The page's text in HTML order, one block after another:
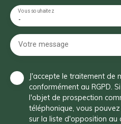
-
Vous souhaitez
Votre message
J'accepte le traitement de
conformément au RGPD.
l'objet de prospection
téléphonique, vous
sur la liste d'opposition au